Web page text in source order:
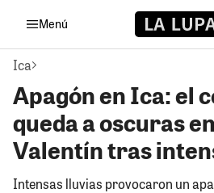
Menú
Ica
Apagón en Ica: el
queda a oscuras
Valentín tras
Intensas lluvias provocaron un